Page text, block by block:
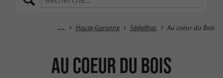
Haute-Garonne Sédeilhac Au coeur du Bois
Au coeur du Bois